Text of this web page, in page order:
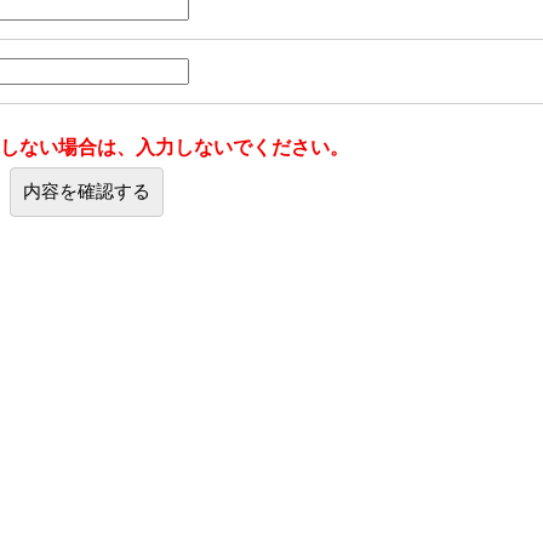
ない場合は、入力しないでください。